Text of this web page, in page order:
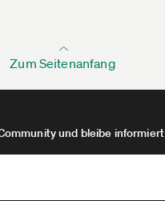
Zum Seitenanfang
und bleibe informiert